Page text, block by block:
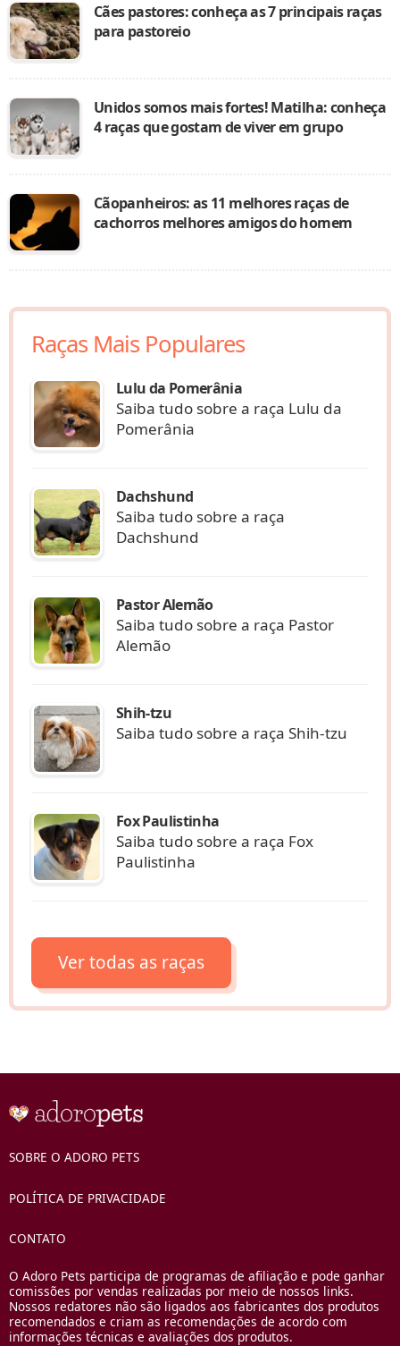
Cães pastores: conheça as 7 principais raças
para pastoreio
Unidos somos mais fortes! Matilha: conheça
4 raças que gostam de viver em grupo
Cãopanheiros: as 11 melhores raças de
cachorros melhores amigos do homem
Raças Mais Populares
Lulu da Pomerânia
Saiba tudo sobre a raça Lulu da
Pomerânia
Dachshund
Saiba tudo sobre a raça
Dachshund
Pastor Alemão
Saiba tudo sobre a raça Pastor
Alemão
Shih-tzu
Saiba tudo sobre a raça Shih-tzu
Fox Paulistinha
Saiba tudo sobre a raça Fox
Paulistinha
Ver todas as raças
SOBRE O ADORO PETS
POLÍTICA DE PRIVACIDADE
CONTATO
O Adoro Pets participa de programas de afiliação e pode ganhar
comissões por vendas realizadas por meio de nossos links.
Nossos redatores não são ligados aos fabricantes dos produtos
recomendados e criam as recomendações de acordo com
informações técnicas e avaliações dos produtos.